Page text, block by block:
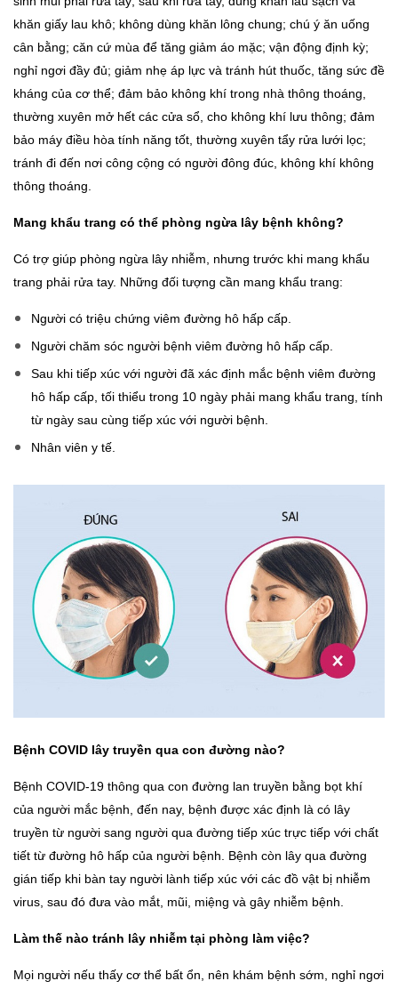
khăn giấy lau khô; không dùng khăn lông chung; chú ý ăn uống
cân bằng; căn cứ mùa để tăng giảm áo mặc; vận động định kỳ;
nghỉ ngơi đầy đủ; giảm nhẹ áp lực và tránh hút thuốc, tăng sức đề
kháng của cơ thể; đảm bảo không khí trong nhà thông thoáng,
thường xuyên mở hết các cửa sổ, cho không khí lưu thông; đảm
bảo máy điều hòa tính năng tốt, thường xuyên tẩy rửa lưới lọc;
tránh đi đến nơi công cộng có người đông đúc, không khí không
thông thoáng.
Mang khẩu trang có thể phòng ngừa lây bệnh không?
Có trợ giúp phòng ngừa lây nhiễm, nhưng trước khi mang khẩu
trang phải rửa tay. Những đối tượng cần mang khẩu trang:
Người có triệu chứng viêm đường hô hấp cấp.
Người chăm sóc người bệnh viêm đường hô hấp cấp.
Sau khi tiếp xúc với người đã xác định mắc bệnh viêm đường
hô hấp cấp, tối thiểu trong 10 ngày phải mang khẩu trang, tính
từ ngày sau cùng tiếp xúc với người bệnh.
Nhân viên y tế.
Bệnh COVID lây truyền qua con đường nào?
Bệnh COVID-19 thông qua con đường lan truyền bằng bọt khí
của người mắc bệnh, đến nay, bệnh được xác định là có lây
truyền từ người sang người qua đường tiếp xúc trực tiếp với chất
tiết từ đường hô hấp của người bệnh. Bệnh còn lây qua đường
gián tiếp khi bàn tay người lành tiếp xúc với các đồ vật bị nhiễm
virus, sau đó đưa vào mắt, mũi, miệng và gây nhiễm bệnh.
Làm thế nào tránh lây nhiễm tại phòng làm việc?
Mọi người nếu thấy cơ thể bất ổn, nên khám bệnh sớm, nghỉ ngơi